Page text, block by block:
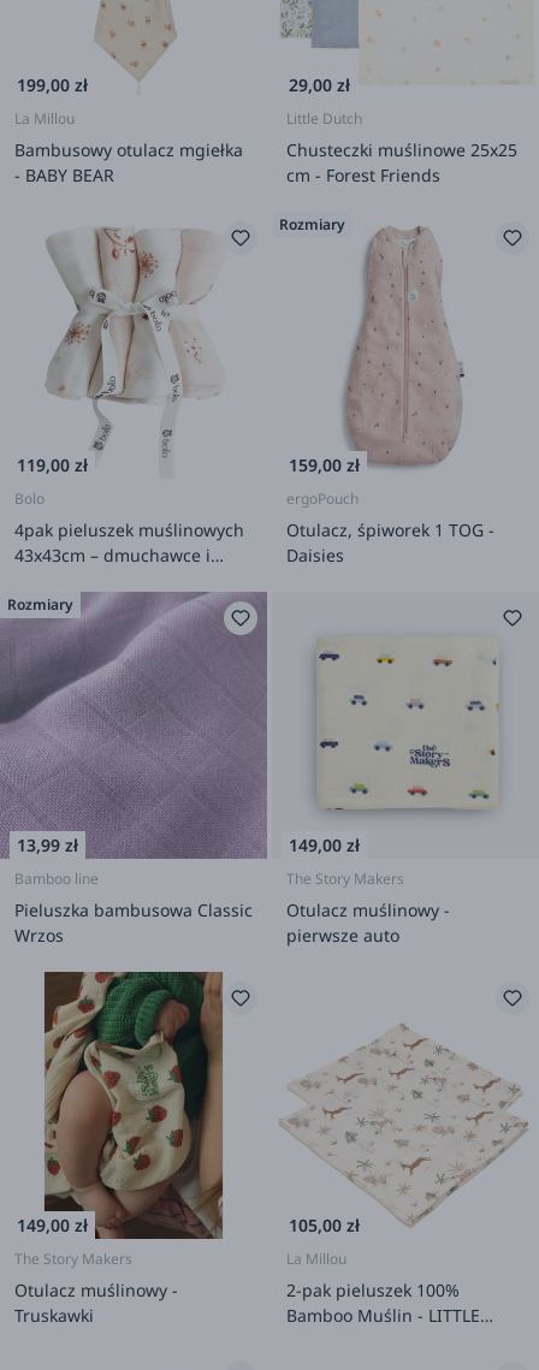
199,00 zł
La Millou
Bambusowy otulacz mgiełka
- BABY BEAR
29,00 zł
Little Dutch
Chusteczki muślinowe 25x25
cm - Forest Friends
119,00 zł
Bolo
4pak pieluszek muślinowych
43x43cm – dmuchawce i
Rozmiary
159,00 zł
ergoPouch
Otulacz, śpiworek 1 TOG -
Daisies
Rozmiary
13,99 zł
Bamboo line
Pieluszka bambusowa Classic
Wrzos
149,00 zł
The Story Makers
Otulacz muślinowy -
pierwsze auto
149,00 zł
The Story Makers
Otulacz muślinowy -
Truskawki
105,00 zł
La Millou
2-pak pieluszek 100%
Bamboo Muślin - LITTLE